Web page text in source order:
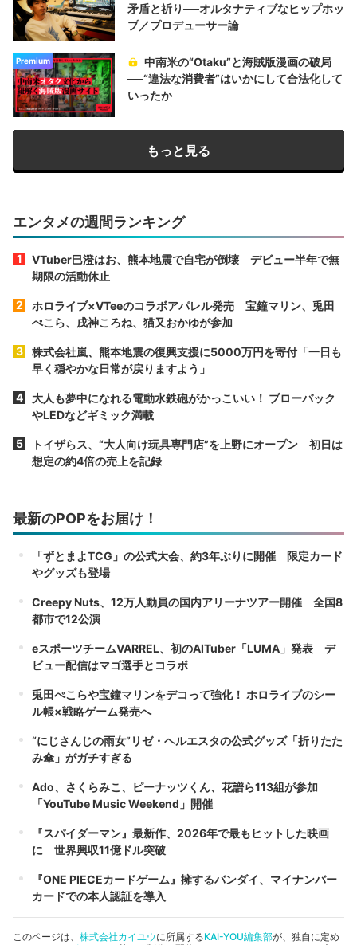
矛盾と祈り──オルタナティブなヒップホッ
プ／プロデューサー論
Premium
中南米の“Otaku”と海賊版漫画の破局
──“違法な消費者”はいかにして合法化して
いったか
もっと見る
エンタメの週間ランキング
VTuber巳澄はお、熊本地震で自宅が倒壊 デビュー半年で無
期限の活動休止
ホロライブ×VTeeのコラボアパレル発売 宝鐘マリン、兎田
ぺこら、戌神ころね、猫又おかゆが参加
株式会社嵐、熊本地震の復興支援に5000万円を寄付「一日も
早く穏やかな日常が戻りますよう」
大人も夢中になれる電動水鉄砲がかっこいい！ ブローバック
やLEDなどギミック満載
トイザらス、“大人向け玩具専門店”を上野にオープン 初日は
想定の約4倍の売上を記録
最新のPOPをお届け！
「ずとまよTCG」の公式大会、約3年ぶりに開催 限定カード
やグッズも登場
Creepy Nuts、12万人動員の国内アリーナツアー開催 全国8
都市で12公演
eスポーツチームVARREL、初のAITuber「LUMA」発表 デ
ビュー配信はマゴ選手とコラボ
兎田ぺこらや宝鐘マリンをデコって強化！ ホロライブのシー
ル帳×戦略ゲーム発売へ
“にじさんじの雨女”リゼ・ヘルエスタの公式グッズ「折りたた
み傘」がガチすぎる
Ado、さくらみこ、ピーナッツくん、花譜ら113組が参加
「YouTube Music Weekend」開催
『スパイダーマン』最新作、2026年で最もヒットした映画
に 世界興収11億ドル突破
『ONE PIECEカードゲーム』擁するバンダイ、マイナンバー
カードでの本人認証を導入
このページは、 株式会社カイユウに所属するKAI-YOU編集部が、独自に定め